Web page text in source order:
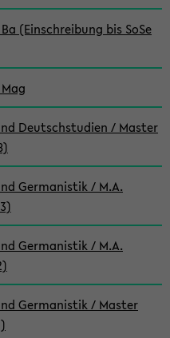
(Einschreibung bis SoSe
Deutschstudien / Master
Germanistik / M.A.
Germanistik / M.A.
Germanistik / Master